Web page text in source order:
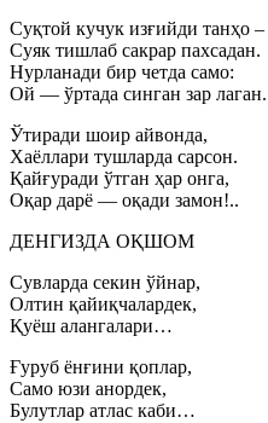
Суқтой кучук изғийди танҳо –
Суяк тишлаб сакрар пахсадан.
Нурланади бир четда само:
Ой — ўртада синган зар лаган.
Ўтиради шоир айвонда,
Хаёллари тушларда сарсон.
Қайғуради ўтган ҳар онга,
Оқар дарё — оқади замон!..
ДЕНГИЗДА ОҚШОМ
Сувларда секин ўйнар,
Олтин қайиқчалардек,
Қуёш алангалари…
Ғуруб ёнғини қоплар,
Само юзи анордек,
Булутлар атлас каби…